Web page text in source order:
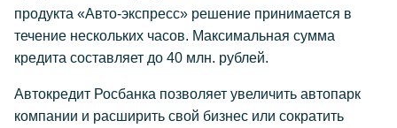
продукта «Авто-экспресс» решение принимается в
течение нескольких часов. Максимальная сумма
кредита составляет до 40 млн. рублей.
Автокредит Росбанка позволяет увеличить автопарк
компании и расширить свой бизнес или сократить